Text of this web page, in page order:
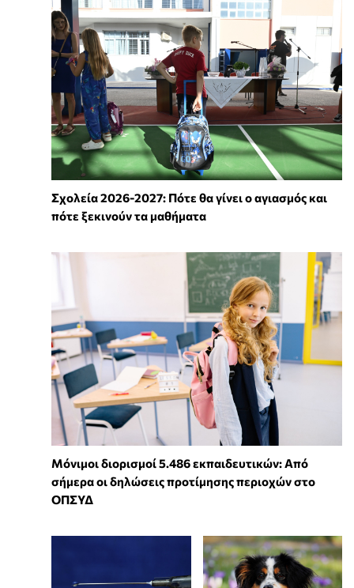
Σχολεία 2026-2027: Πότε θα γίνει ο αγιασμός και
πότε ξεκινούν τα μαθήματα
Μόνιμοι διορισμοί 5.486 εκπαιδευτικών: Από
σήμερα οι δηλώσεις προτίμησης περιοχών στο
ΟΠΣΥΔ